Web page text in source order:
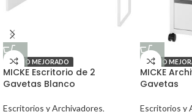
PRECIO MEJORADO
MICKE Escritorio de 2
Gavetas Blanco
Escritorios y Archivadores,
PRECIO
MICKE
Gavetas
Escritorios y